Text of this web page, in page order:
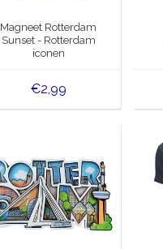
Magneet Rotterdam
Sunset - Rotterdam
iconen
€2,99